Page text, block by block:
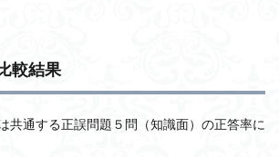
較結果
共通する正誤問題５問（知識面）の正答率に